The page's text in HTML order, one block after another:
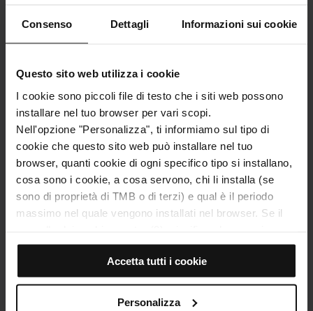
Consenso Dettagli Informazioni sui cookie
Questo sito web utilizza i cookie
I cookie sono piccoli file di testo che i siti web possono
installare nel tuo browser per vari scopi.
Nell'opzione "Personalizza", ti informiamo sul tipo di
cookie che questo sito web può installare nel tuo
browser, quanti cookie di ogni specifico tipo si installano,
cosa sono i cookie, a cosa servono, chi li installa (se
sono di proprietà di TMB o di terzi) e qual è il periodo
massimo nel quale vengono installati nel browser. Se il
installa alcun cookie di questo tipo.
Se scegli l'opzione "Accetta tutti i cookie", consenti
l'installazione di tutti questi cookie nel tuo browser.
Alla destra di ogni tipo di cookie trovi un selettore che ti
Accetta tutti i cookie
Personalizza
Barcelona Local Festivals
2026: Guide to Festes de
Gràcia, Sants, and La Mercè
Discover the 2026 Festes de Gràcia, Festes
de Sants, and La Mercè. Check dates, must-
see events, decorated streets, and how to…
surprise